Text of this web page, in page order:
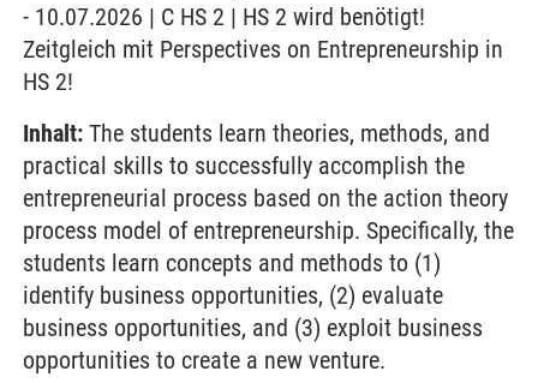
- 10.07.2026 | C HS 2 | HS 2 wird benötigt!
Zeitgleich mit Perspectives on Entrepreneurship in
HS 2!
Inhalt: The students learn theories, methods, and
practical skills to successfully accomplish the
entrepreneurial process based on the action theory
process model of entrepreneurship. Specifically, the
students learn concepts and methods to (1)
identify business opportunities, (2) evaluate
business opportunities, and (3) exploit business
opportunities to create a new venture.